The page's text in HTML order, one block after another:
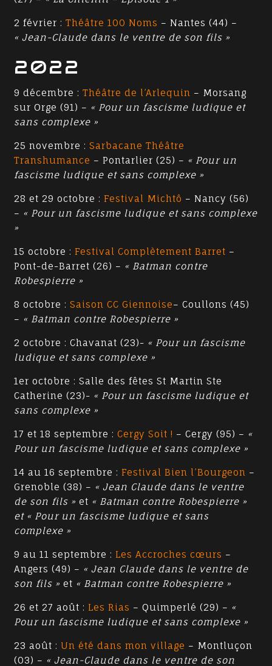
2 février :Théâtre 100 Noms – Nantes (44) –
« Jean-Claude dans le ventre de son fils »
2022
9 décembre :Théâtre de l’Arlequin – Morsang
sur Orge (91) – « Pour un fascisme ludique et
sans complexe »
25 novembre :Sarbacane Théâtre
Transhumance – Pontarlier (25) – « Pour un
fascisme ludique et sans complexe »
28 et 29 octobre : Festival Michtô – Nancy (56)
– « Pour un fascisme ludique et sans complexe
»
15 octobre : Festival Complètement Barret –
Pont-de-Barret (26) – « Batman contre
Robespierre »
8 octobre :Saison CC Giennoise– Coullons (45)
– « Batman contre Robespierre »
2 octobre : Chavanat (23)- « Pour un fascisme
ludique et sans complexe »
1er octobre : Salle des fêtes St Martin Ste
Catherine (23)- « Pour un fascisme ludique et
sans complexe »
17 et 18 septembre :Cergy Soit ! – Cergy (95) – «
Pour un fascisme ludique et sans complexe »
14 au 16 septembre : Festival Bien l’Bourgeon –
Grenoble (38) – « Jean Claude dans le ventre
de son fils »et « Batman contre Robespierre »
et « Pour un fascisme ludique et sans
complexe »
9 au 11 septembre : Les Accroches cœurs –
Angers (49) – « Jean Claude dans le ventre de
son fils »et « Batman contre Robespierre »
26 et 27 août : Les Rias – Quimperlé (29) – «
Pour un fascisme ludique et sans complexe »
23 août : Un été dans mon village – Montluçon
(03) – « Jean-Claude dans le ventre de son